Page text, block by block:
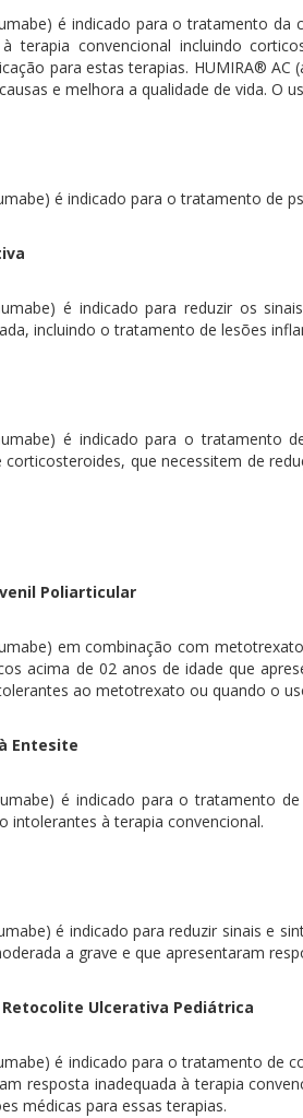
é indicado para o tratamento
terapia convencional incluindo
para estas terapias. HUMIRA®
e melhora a qualidade de vida. O
é indicado para o tratamento de
é indicado para reduzir os
incluindo o tratamento de lesões
é indicado para o tratamento
corticosteroides, que necessitem de
Poliarticular
em combinação com
acima de 02 anos de idade que
ao metotrexato ou quando o
Entesite
é indicado para o tratamento
intolerantes à terapia convencional.
é indicado para reduzir sinais e
a grave e que apresentaram
Ulcerativa Pediátrica
é indicado para o tratamento de
resposta inadequada à terapia
médicas para essas terapias.